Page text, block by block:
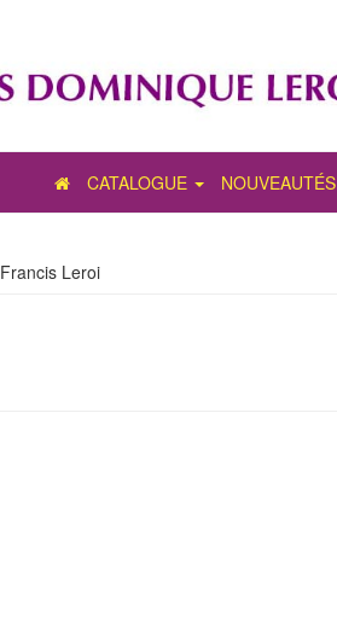
CATALOGUE NOUVEAUTÉS
Francis Leroi